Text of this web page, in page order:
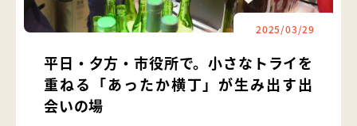
2025/03/29
平日・夕方・市役所で。小さなトライを
重ねる「あったか横丁」が生み出す出
会いの場